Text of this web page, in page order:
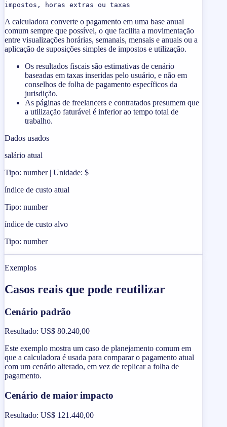
impostos, horas extras ou taxas
A calculadora converte o pagamento em uma base anual
comum sempre que possível, o que facilita a movimentação
entre visualizações horárias, semanais, mensais e anuais ou a
aplicação de suposições simples de impostos e utilização.
Os resultados fiscais são estimativas de cenário
baseadas em taxas inseridas pelo usuário, e não em
conselhos de folha de pagamento específicos da
jurisdição.
As páginas de freelancers e contratados presumem que
a utilização faturável é inferior ao tempo total de
trabalho.
Dados usados
salário atual
Tipo: number | Unidade: $
índice de custo atual
Tipo: number
índice de custo alvo
Tipo: number
Exemplos
Casos reais que pode reutilizar
Cenário padrão
Resultado: US$ 80.240,00
Este exemplo mostra um caso de planejamento comum em
que a calculadora é usada para comparar o pagamento atual
com um cenário alterado, em vez de replicar a folha de
pagamento.
Cenário de maior impacto
Resultado: US$ 121.440,00